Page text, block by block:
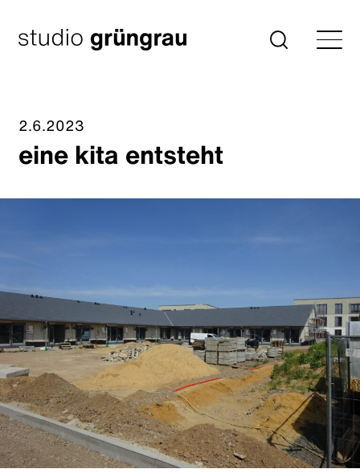
Inhalt
springen
Startseite Suche
2.6.2023
eine kita entsteht